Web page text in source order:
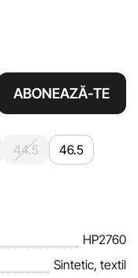
ABONEAZĂ-TE
44.5
46.5
HP2760
Sintetic, textil